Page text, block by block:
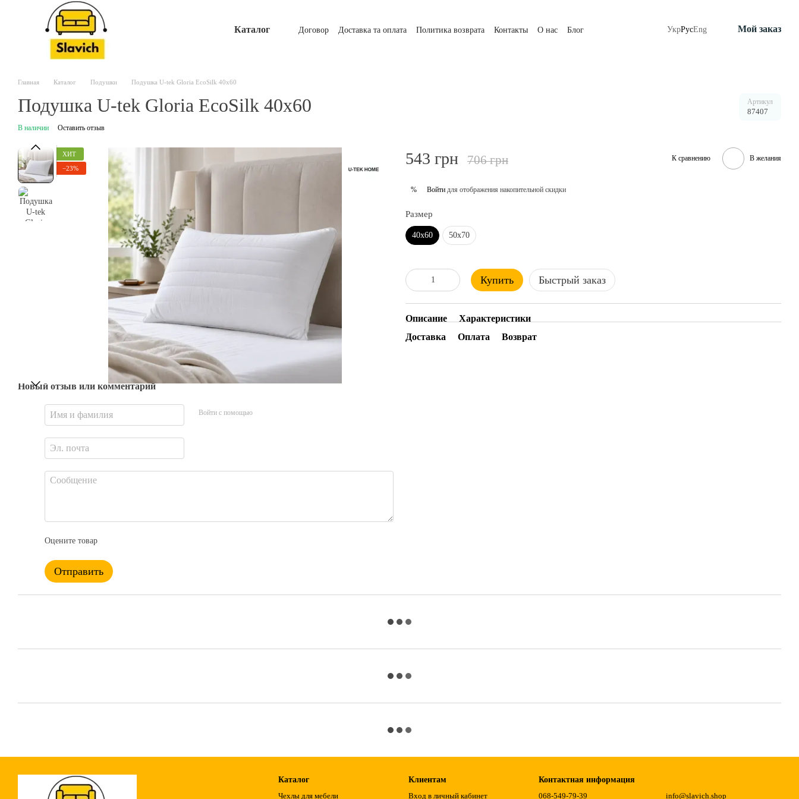
Перейти к основному контенту
Каталог Договор Доставка та оплата Политика возврата Контакты О нас Блог УкрРусEng Мой заказ
Главная Каталог Подушки Подушка U-tek Gloria EcoSilk 40х60
Подушка U-tek Gloria EcoSilk 40х60 Артикул
87407
В наличии Оставить отзыв
ХИТ
−23%
Новый отзыв или комментарий
Войти с помощью
Оцените товар
Отправить
543 грн 706 грн К сравнению В желания
% Войти для отображения накопительной скидки
Размер
40х60 50х70
Купить Быстрый заказ
Описание
Характеристики
Доставка
Оплата Возврат
Каталог
Чехлы для мебели
Клиентам
Вход в личный кабинет
Контактная информация
068-549-79-39
info@slavich.shop